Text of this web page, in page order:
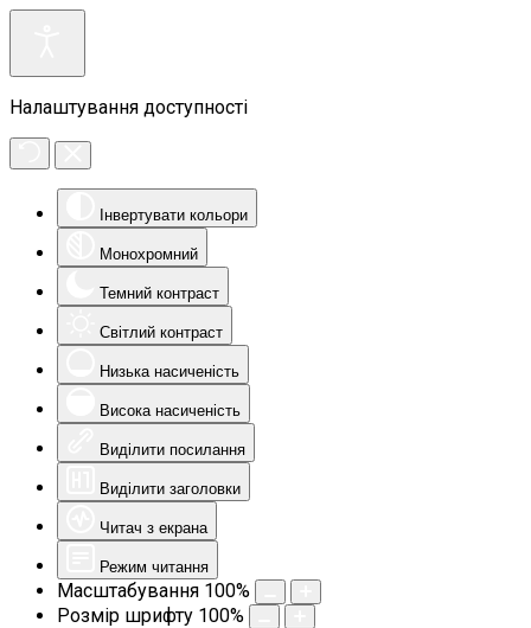
Налаштування доступності
Інвертувати кольори
Монохромний
Темний контраст
Світлий контраст
Низька насиченість
Висока насиченість
Виділити посилання
Виділити заголовки
Читач з екрана
Режим читання
Масштабування 100%
Розмір шрифту 100%